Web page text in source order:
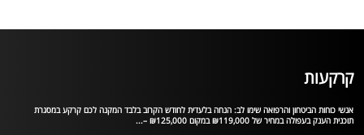
קרקעות
אנשי כוחות הביטחון והרפואה שימו לב: הנחה בלעדית לחודש הקרוב בלבד המקנה לכם קרקע במסגרת
תוכנית הענק בעפולה במחיר של ₪119,000 במקום ₪125,000 –...